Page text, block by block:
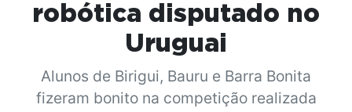
robótica disputado no
Uruguai
Alunos de Birigui, Bauru e Barra Bonita
fizeram bonito na competição realizada